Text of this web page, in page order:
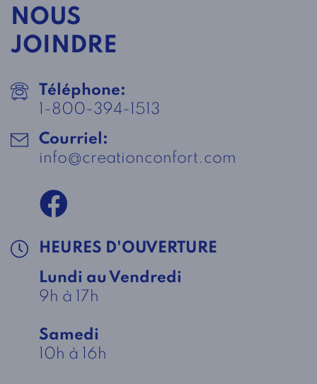
NOUS
JOINDRE
Téléphone:
1-800-394-1513
Courriel:
info@creationconfort.com
HEURES D'OUVERTURE
Lundi au Vendredi
9h à 17h
Samedi
10h à 16h